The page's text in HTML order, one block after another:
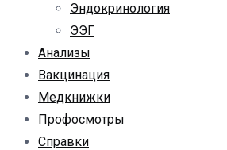
Эндокринология
ЭЭГ
Анализы
Вакцинация
Медкнижки
Профосмотры
Справки